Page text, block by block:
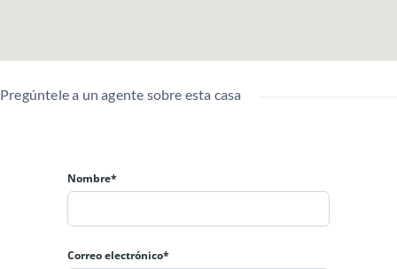
Sobre vía principal.
Restaurantes cerca.
Pregúntele a un agente sobre esta casa
Nombre*
Correo electrónico*